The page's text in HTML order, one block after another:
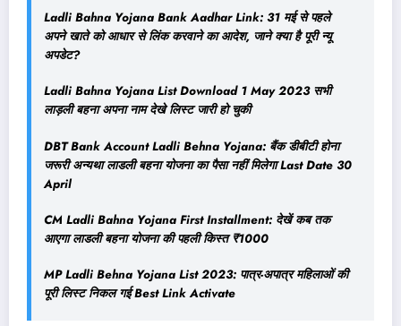
Ladli Bahna Yojana Bank Aadhar Link: 31 मई से पहले
अपने खाते को आधार से लिंक करवाने का आदेश, जाने क्या है पूरी न्यू
अपडेट?
Ladli Bahna Yojana List Download 1 May 2023 सभी
लाड़ली बहना अपना नाम देखे लिस्ट जारी हो चुकी
DBT Bank Account Ladli Behna Yojana: बैंक डीबीटी होना
जरूरी अन्यथा लाडली बहना योजना का पैसा नहीं मिलेगा Last Date 30
April
CM Ladli Bahna Yojana First Installment: देखें कब तक
आएगा लाडली बहना योजना की पहली किस्त ₹1000
MP Ladli Behna Yojana List 2023: पात्र-अपात्र महिलाओं की
पूरी लिस्ट निकल गई Best Link Activate